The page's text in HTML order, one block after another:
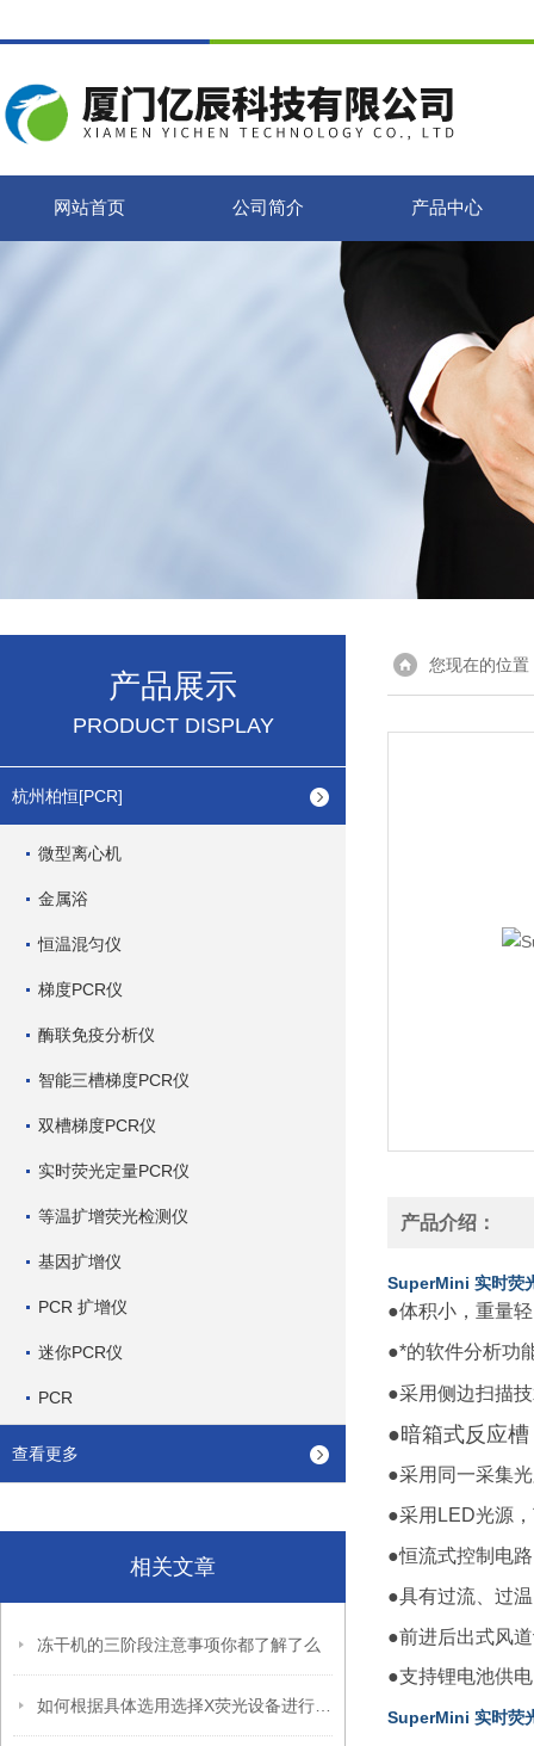
网站首页 公司简介 产品中心
产品展示
PRODUCT DISPLAY
杭州柏恒[PCR]
微型离心机
金属浴
恒温混匀仪
梯度PCR仪
酶联免疫分析仪
智能三槽梯度PCR仪
双槽梯度PCR仪
实时荧光定量PCR仪
等温扩增荧光检测仪
基因扩增仪
PCR 扩增仪
迷你PCR仪
PCR
查看更多
相关文章
冻干机的三阶段注意事项你都了解了么
您现在的位置
产品介绍：
SuperMini 实时荧
●体积小，重量
●*的软件分析功
●采用侧边扫描
●暗箱式反应
●采用同一采集
●采用LED光源
●恒流式控制电
●具有过流、过
●前进后出式风
●支持锂电池供
SuperMini 实时荧